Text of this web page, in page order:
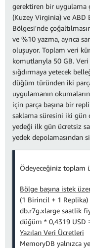
gerektiren bir uygulama
(Kuzey Virginia) ve ABD
Bölgesi'nde
ve %10 yazma, ayrıca
oluşuyor. Toplam veri
komutlarıyla 50 GB.
sığdırmaya yetecek
düğüm türünden iki
uygulamanın
için parça başına bir
saklama süresini iki gün
yedeği ilk gün ücretsiz
yedek depolamasından
Ödeyeceğiniz toplam
Bölge başına istek
(1 Birincil + 1
db.r7g.xlarge saatlik
düğüm * 0,4319 USD
Yazılan Veri Ücretleri
MemoryDB yalnızca